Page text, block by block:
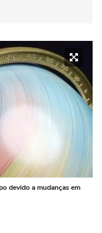
devido a mudanças em